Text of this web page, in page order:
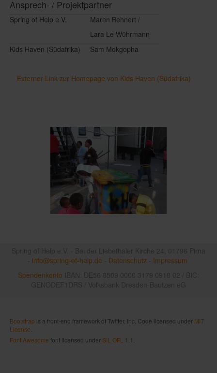
Ansprech- / Projektpartner
Spring of Help e.V.
Maren Behnert /
Lara Le Wührmann
Kids Haven (Südafrika)
Sam Mokgopha
Externer Link zur Homepage von Kids Haven (Südafrika)
info@spring-of-help.de Datenschutz
Impressum
Spendenkonto
Bootstrap is a front-end framework of Twitter, Inc. Code licensed under MIT
License.
Font Awesome font licensed under SIL OFL 1.1